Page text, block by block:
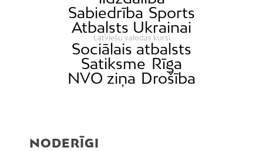
Sabiedrība Sports
Atbalsts Ukrainai
Latviešu valodas kursi
Sociālais atbalsts
Satiksme Rīga
NVO ziņa Drošība
NODERĪGI